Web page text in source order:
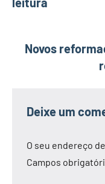
Novos
Deixe um
O seu endereço
Campos